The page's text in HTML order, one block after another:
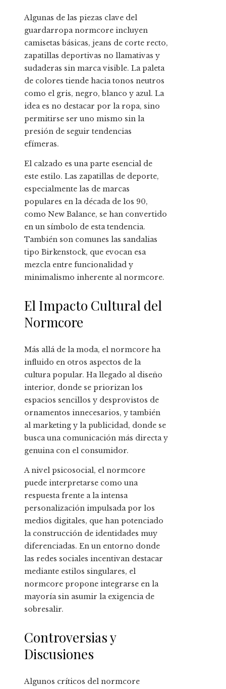
Algunas de las piezas clave del
guardarropa normcore incluyen
camisetas básicas, jeans de corte recto,
zapatillas deportivas no llamativas y
sudaderas sin marca visible. La paleta
de colores tiende hacia tonos neutros
como el gris, negro, blanco y azul. La
idea es no destacar por la ropa, sino
permitirse ser uno mismo sin la
presión de seguir tendencias
efímeras.
El calzado es una parte esencial de
este estilo. Las zapatillas de deporte,
especialmente las de marcas
populares en la década de los 90,
como New Balance, se han convertido
en un símbolo de esta tendencia.
También son comunes las sandalias
tipo Birkenstock, que evocan esa
mezcla entre funcionalidad y
minimalismo inherente al normcore.
El Impacto Cultural del
Normcore
Más allá de la moda, el normcore ha
influido en otros aspectos de la
cultura popular. Ha llegado al diseño
interior, donde se priorizan los
espacios sencillos y desprovistos de
ornamentos innecesarios, y también
al marketing y la publicidad, donde se
busca una comunicación más directa y
genuina con el consumidor.
A nivel psicosocial, el normcore
puede interpretarse como una
respuesta frente a la intensa
personalización impulsada por los
medios digitales, que han potenciado
la construcción de identidades muy
diferenciadas. En un entorno donde
las redes sociales incentivan destacar
mediante estilos singulares, el
normcore propone integrarse en la
mayoría sin asumir la exigencia de
sobresalir.
Controversias y
Discusiones
Algunos críticos del normcore